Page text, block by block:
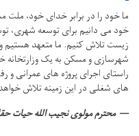
ما خود را در برابر خدای خود،
خود می دانیم برای توسعه شهری،
زیست تلاش کنیم. ما متعهد هستیم
شهرسازی و مسکن به یک وزارتخانه
راستای اجرای پروژه های عمرانی
های شغلی در این زمینه تلاش
محترم مولوی نجیب الله حیات